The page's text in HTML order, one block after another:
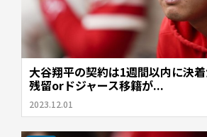
大谷翔平の契約は1週間以内に決
残留orドジャース移籍が...
2023.12.01